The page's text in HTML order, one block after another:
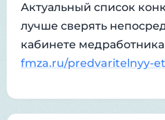
Актуальный список
лучше сверять
кабинете
fmza.ru/predvaritelnyy-